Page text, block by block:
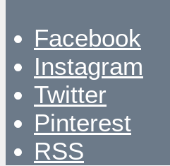
Facebook
Instagram
Twitter
Pinterest
RSS